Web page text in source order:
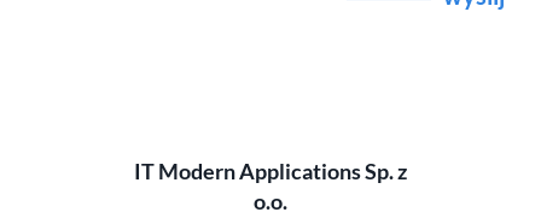
IT Modern Applications Sp. z
o.o.